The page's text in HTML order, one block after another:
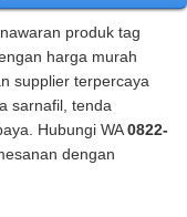
produk tag
harga murah
supplier terpercaya
sarnafil, tenda
Hubungi WA0822-
dengan